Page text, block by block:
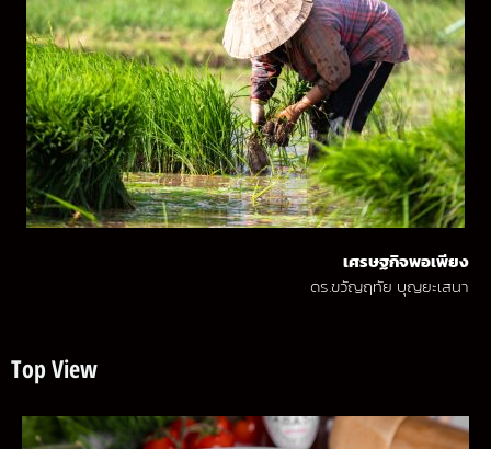
เศรษฐกิจพอเพียง
ดร.ขวัญฤทัย บุญยะเสนา
Top View